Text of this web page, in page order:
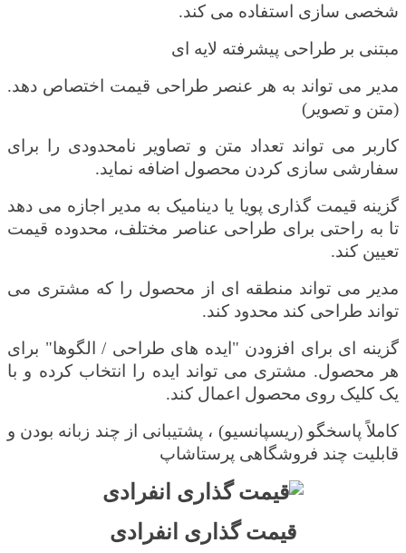
شخصی سازی استفاده می کند.
مبتنی بر طراحی پیشرفته لایه ای
مدیر می تواند به هر عنصر طراحی قیمت اختصاص دهد.
(متن و تصویر)
کاربر می تواند تعداد متن و تصاویر نامحدودی را برای
سفارشی سازی کردن محصول اضافه نماید.
گزینه قیمت گذاری پویا یا دینامیک به مدیر اجازه می دهد
تا به راحتی برای طراحی عناصر مختلف، محدوده قیمت
تعیین کند.
مدیر می تواند منطقه ای از محصول را که مشتری می
تواند طراحی کند محدود کند.
گزینه ای برای افزودن "ایده های طراحی / الگوها" برای
هر محصول. مشتری می تواند ایده را انتخاب کرده و با
یک کلیک روی محصول اعمال کند.
کاملاً پاسخگو (ریسپانسیو) ، پشتیبانی از چند زبانه بودن و
قابلیت چند فروشگاهی پرستاشاپ
قیمت گذاری انفرادی